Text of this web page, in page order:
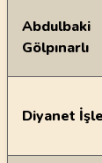
Ayetin
Abdulbaki
Gölpınarlı
Diyanet